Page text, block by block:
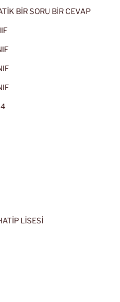
BİR SORU BİR CEVAP
LİSESİ